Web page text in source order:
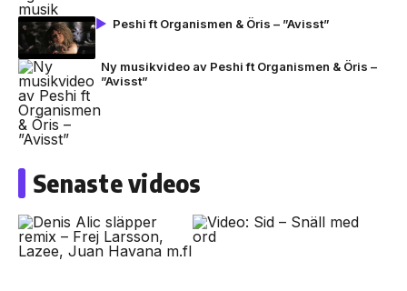
Peshi ft Organismen & Öris – ”Avisst”
Ny musikvideo av Peshi ft Organismen & Öris –
”Avisst”
Senaste videos